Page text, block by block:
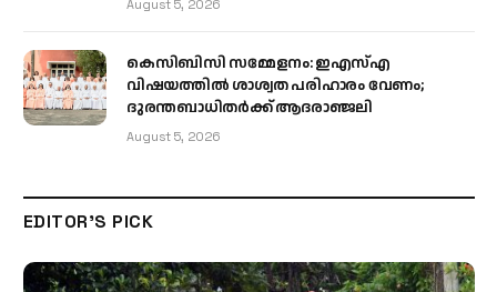
August 5, 2026
കെസിബിസി സമ്മേളനം: ഇഎസ്എ
വിഷയത്തിൽ ശാശ്വത പരിഹാരം വേണം;
ദുരന്തബാധിതർക്ക് ആദരാഞ്ജലി
August 5, 2026
EDITOR'S PICK